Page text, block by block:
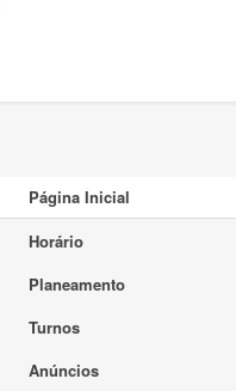
Página Inicial
Horário
Planeamento
Turnos
Anúncios